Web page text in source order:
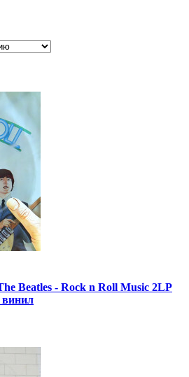
Beatles - Rock n Roll Music 2LP
винил